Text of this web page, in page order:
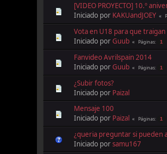
[VIDEO PROYECTO] 10.º
Iniciado por KAKUandJOEY
Vota en U18 para que traigan
Iniciado porGuub Páginas 1
Fanvideo Avrilspain 2014
Iniciado porGuub Páginas 1
¿Subir fotos?
Iniciado por Paizal
Mensaje 100
Iniciado por Paizal Páginas 1
¿queria preguntar si pueden
Iniciado porsamu167